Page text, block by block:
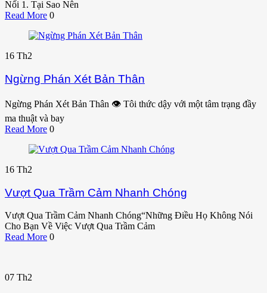
Nối 1. Tại Sao Nên
Read More 0
16 Th2
Ngừng Phán Xét Bản Thân
Ngừng Phán Xét Bản Thân 👁️ Tôi thức dậy với một tâm trạng đầy
ma thuật và bay
Read More 0
16 Th2
Vượt Qua Trầm Cảm Nhanh Chóng
Vượt Qua Trầm Cảm Nhanh Chóng“Những Điều Họ Không Nói
Cho Bạn Về Việc Vượt Qua Trầm Cảm
Read More 0
07 Th2